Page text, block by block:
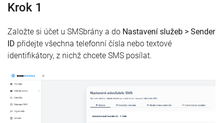
Krok 1
Založte si účet u SMSbrány a do Nastavení služeb > Sender
ID přidejte všechna telefonní čísla nebo textové
identifikátory, z nichž chcete SMS posílat.